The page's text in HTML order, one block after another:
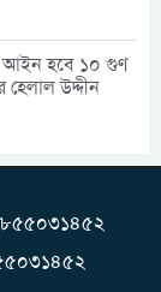
আইন হবে ১০ গুণ
হেলাল উদ্দীন